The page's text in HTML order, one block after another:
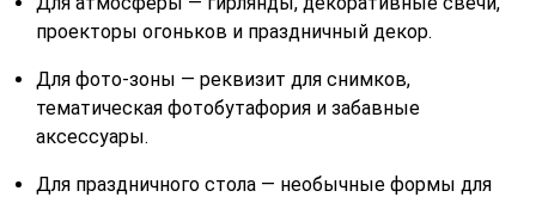
проекторы огоньков и праздничный декор.
Для фото-зоны — реквизит для снимков,
тематическая фотобутафория и забавные
аксессуары.
Для праздничного стола — необычные формы для